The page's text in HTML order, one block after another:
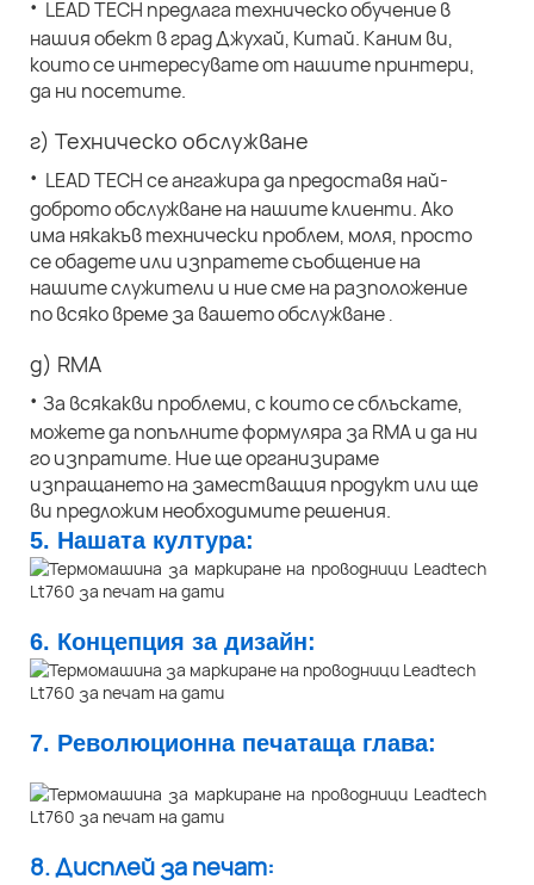
LEAD TECH предлага техническо обучение в
нашия обект в град Джухай, Китай. Каним ви,
които се интересувате от нашите принтери,
да ни посетите.
г) Техническо обслужване
· LEAD TECH се ангажира да предоставя най-
доброто обслужване на нашите клиенти. Ако
има някакъв технически проблем, моля, просто
се обадете или изпратете съобщение на
нашите служители и ние сме на разположение
по всяко време за вашето обслужване .
д) RMA
· За всякакви проблеми, с които се сблъскате,
можете да попълните формуляра за RMA и да ни
го изпратите. Ние ще организираме
изпращането на заместващия продукт или ще
ви предложим необходимите решения.
5. Нашата култура:
6. Концепция за дизайн:
7. Революционна печатаща глава:
8. Дисплей за печат: